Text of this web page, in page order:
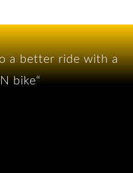
a better ride with a
bike“